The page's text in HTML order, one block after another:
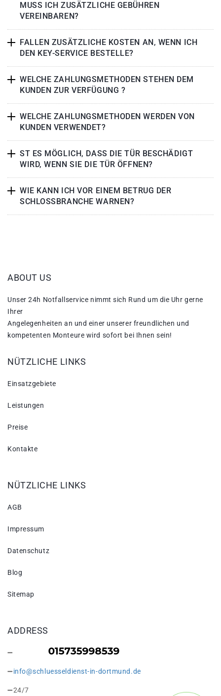
MUSS ICH ZUSÄTZLICHE GEBÜHREN
VEREINBAREN?
FALLEN ZUSÄTZLICHE KOSTEN AN, WENN ICH
DEN KEY-SERVICE BESTELLE?
WELCHE ZAHLUNGSMETHODEN STEHEN DEM
KUNDEN ZUR VERFÜGUNG ?
WELCHE ZAHLUNGSMETHODEN WERDEN VON
KUNDEN VERWENDET?
ST ES MÖGLICH, DASS DIE TÜR BESCHÄDIGT
WIRD, WENN SIE DIE TÜR ÖFFNEN?
WIE KANN ICH VOR EINEM BETRUG DER
SCHLOSSBRANCHE WARNEN?
ABOUT US
Unser 24h Notfallservice nimmt sich Rund um die Uhr gerne
Ihrer
Angelegenheiten an und einer unserer freundlichen und
kompetenten Monteure wird sofort bei Ihnen sein!
NÜTZLICHE LINKS
Einsatzgebiete
Leistungen
Preise
Kontakte
NÜTZLICHE LINKS
AGB
Impressum
Datenschutz
Blog
Sitemap
ADDRESS
info@schluesseldienst-in-dortmund.de
24/7